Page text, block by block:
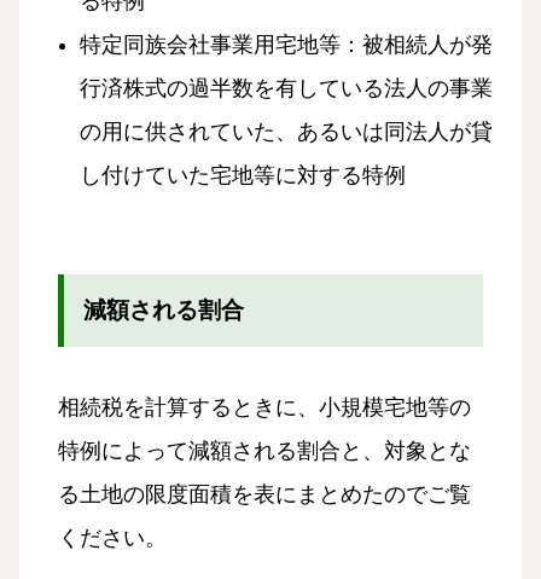
特定同族会社事業用宅地等：被相続人が発
行済株式の過半数を有している法人の事業
の用に供されていた、あるいは同法人が貸
し付けていた宅地等に対する特例
減額される割合
相続税を計算するときに、小規模宅地等の
特例によって減額される割合と、対象とな
る土地の限度面積を表にまとめたのでご覧
ください。